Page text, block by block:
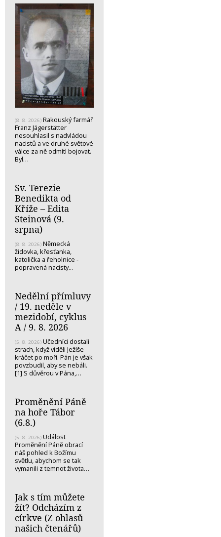
(8. 8. 2026) Rakouský farmář
Franz Jägerstätter
nesouhlasil s nadvládou
nacistů a ve druhé světové
válce za ně odmítl bojovat.
Byl…
Sv. Terezie
Benedikta od
Kříže – Edita
Steinová (9.
srpna)
(8. 8. 2026) Německá
židovka, křesťanka,
katolička a řeholnice -
popravená nacisty...
Nedělní přímluvy
/ 19. neděle v
mezidobí, cyklus
A / 9. 8. 2026
(5. 8. 2026) Učedníci dostali
strach, když viděli Ježíše
kráčet po moři. Pán je však
povzbudil, aby se nebáli.
[1] S důvěrou v Pána,…
Proměnění Páně
na hoře Tábor
(6.8.)
(5. 8. 2026) Událost
Proměnění Páně obrací
náš pohled k Božímu
světlu, abychom se tak
vymanili z temnot života…
Jak s tím můžete
žít? Odcházím z
církve (Z ohlasů
našich čtenářů)